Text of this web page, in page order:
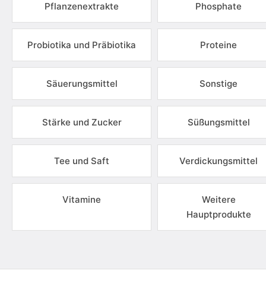
Pflanzenextrakte Phosphate
Probiotika und Präbiotika Proteine
Säuerungsmittel Sonstige
Stärke und Zucker Süßungsmittel
Tee und Saft Verdickungsmittel
Vitamine
Weitere
Hauptprodukte